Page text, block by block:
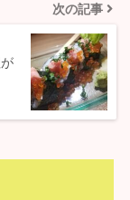
次の記事